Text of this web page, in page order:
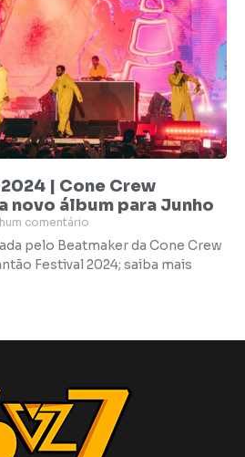
| Cone Crew
novo álbum para Junho
comentário
pelo Beatmaker da Cone Crew
Festival 2024; saiba mais